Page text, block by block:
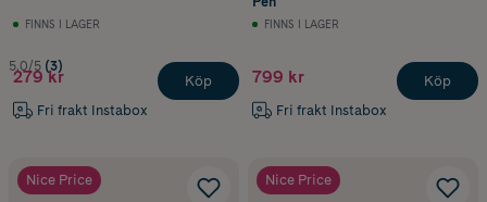
FINNS I LAGER
5.0/5 (3)
279 kr
Fri frakt Instabox
Köp
FINNS I LAGER
799 kr
Fri frakt Instabox
Köp
Nice Price Nice Price